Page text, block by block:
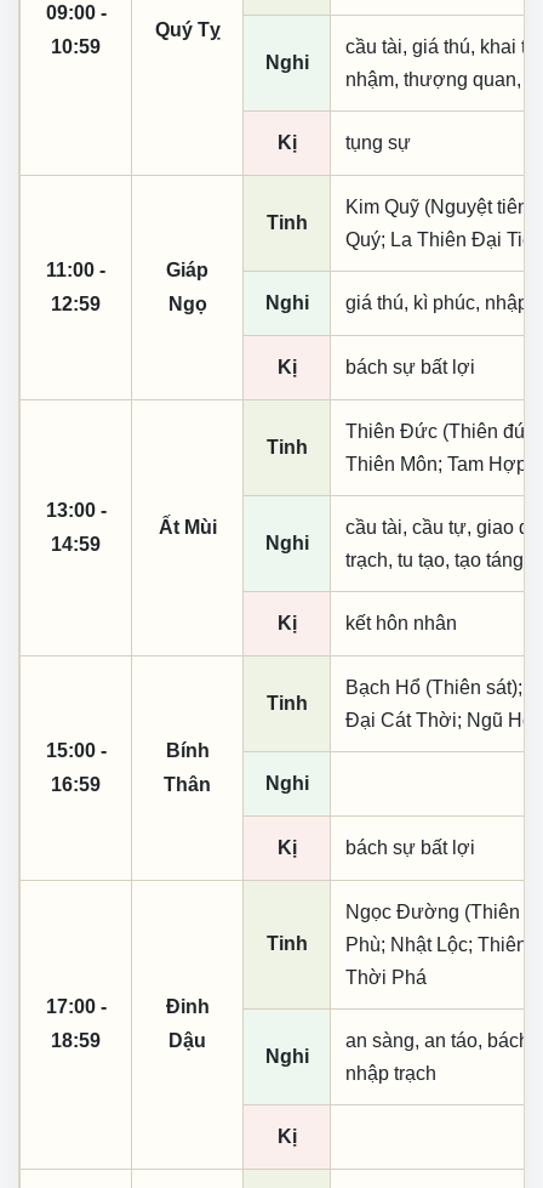
09:00 -
10:59
Quý Tỵ
Nghi
cầu tài, giá thú, khai
nhậm, thượng quan,
Kị tụng sự
11:00 -
12:59
Giáp
Ngọ
Tinh
Kim Quỹ (Nguyệt
Quý; La Thiên Đại
Nghi giá thú, kì phúc, nhập
Kị bách sự bất lợi
13:00 -
14:59
Ất Mùi
Tinh
Thiên Đức (Thiên
Thiên Môn; Tam Hợp;
Nghi
cầu tài, cầu tự, giao
trạch, tu tạo, tạo táng,
Kị kết hôn nhân
15:00 -
16:59
Bính
Thân
Tinh
Bạch Hổ (Thiên sát);
Đại Cát Thời; Ngũ
Nghi
Kị bách sự bất lợi
17:00 -
18:59
Đinh
Dậu
Tinh
Ngọc Đường (Thiên
Phù; Nhật Lộc; Thiên
Thời Phá
Nghi
an sàng, an táo, bách
nhập trạch
Kị